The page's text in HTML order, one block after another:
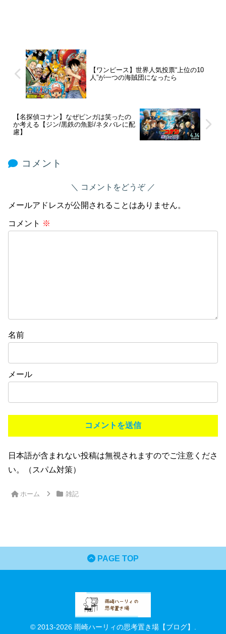
【ワンピース】世界人気投票“上位の10
人”が一つの海賊団になったら
【名探偵コナン】なぜピンガは笑ったの
か考える【ジン/黒鉄の魚影/ネタバレに配
慮】
コメント
コメントをどうぞ
メールアドレスが公開されることはありません。
コメント ※
名前
メール
日本語が含まれない投稿は無視されますのでご注意くださ
い。（スパム対策）
ホーム 雑記
PAGE TOP
© 2013-2026 雨崎ハーリィの思考置き場【ブログ】.